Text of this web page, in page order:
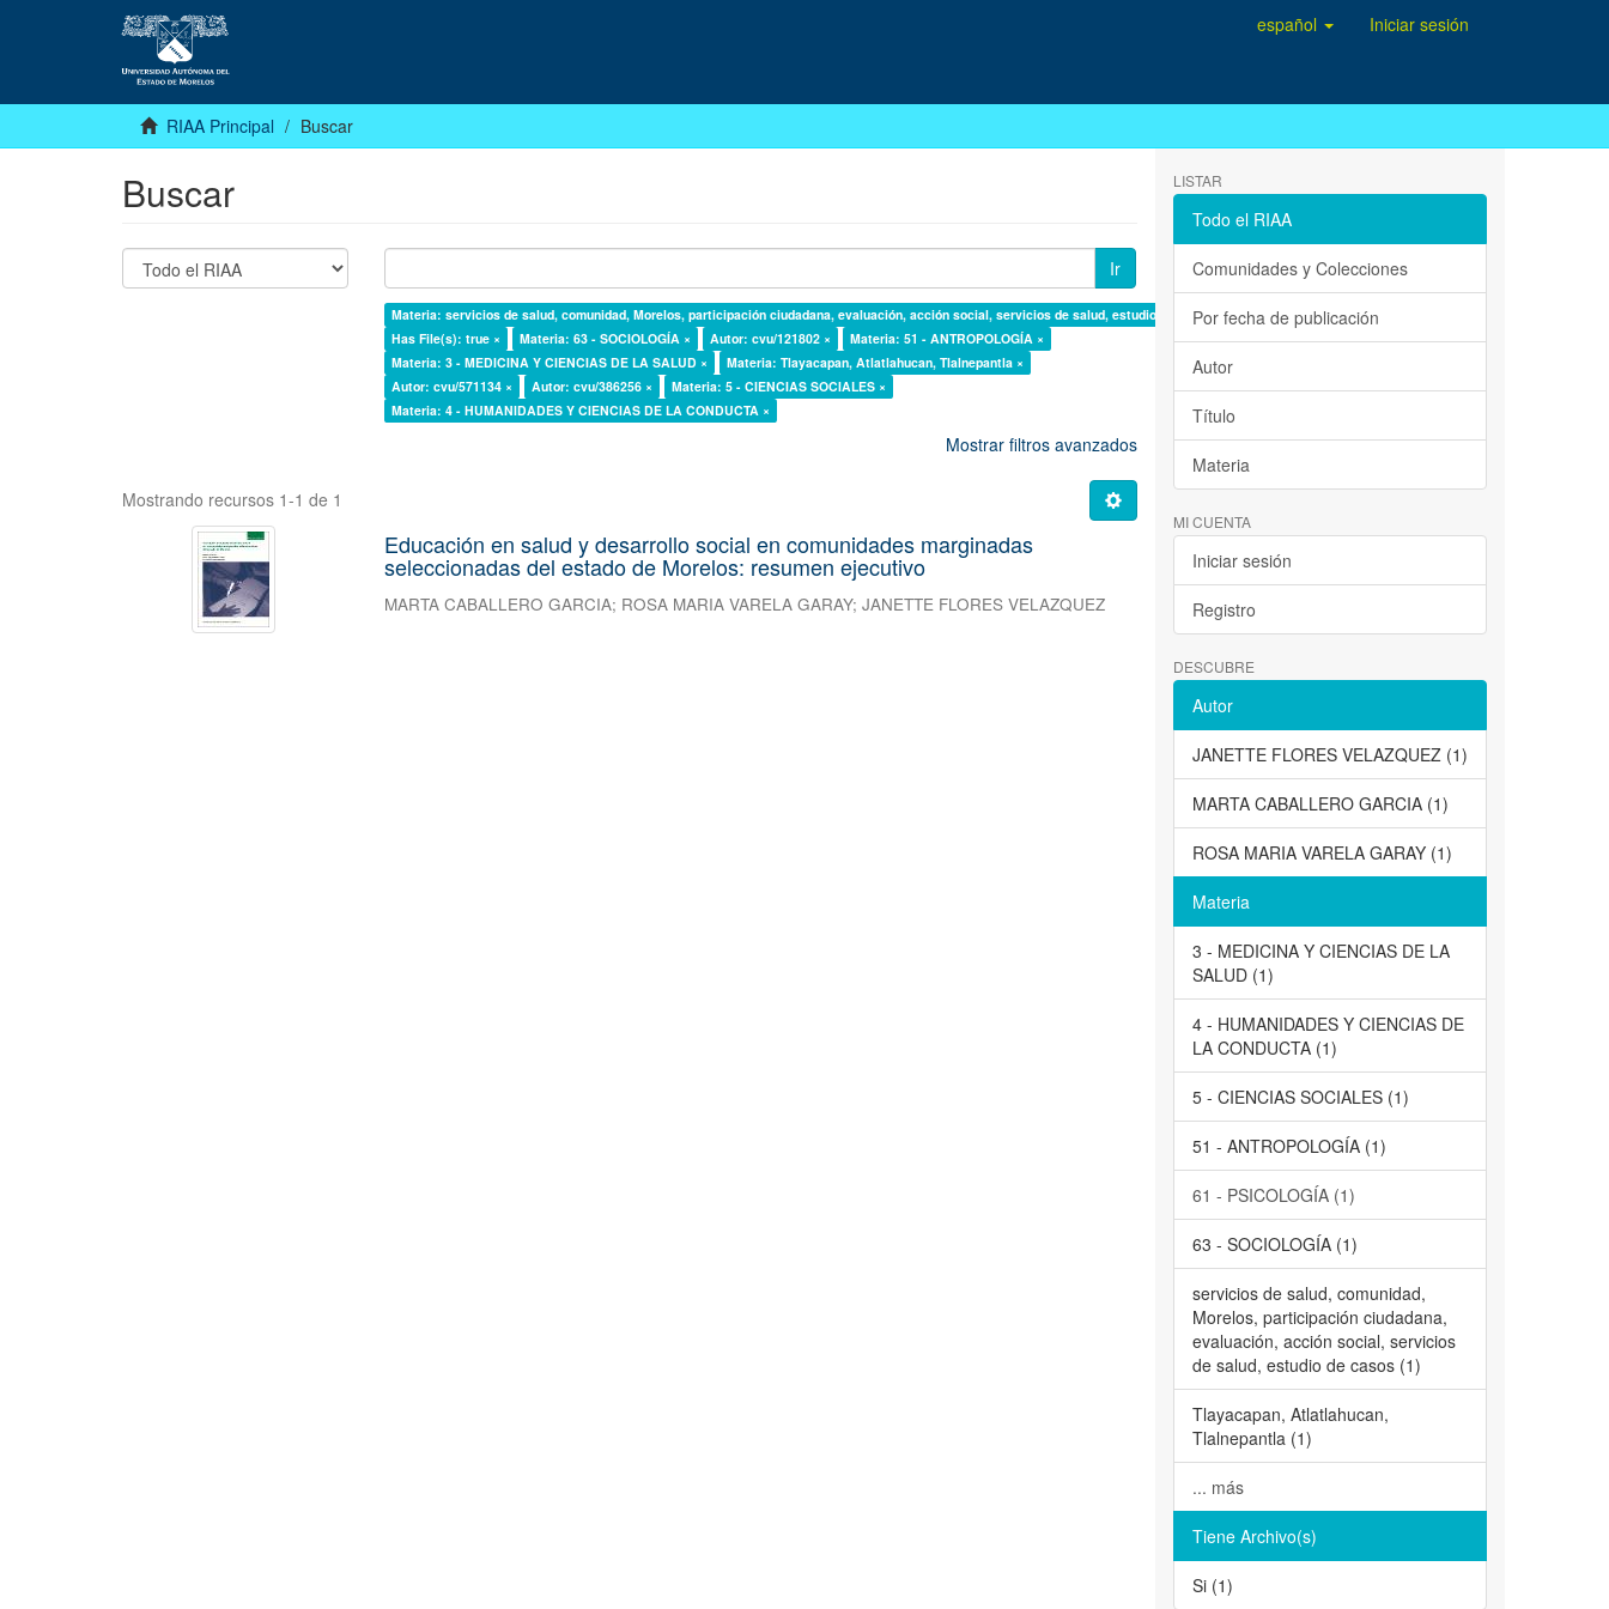
español Iniciar sesión
RIAA Principal Buscar
Buscar
Ir
Materia: servicios de salud, comunidad, Morelos, participación ciudadana, evaluación, acción social, servicios de salud, estudio de casos ×
Has File(s): true ×
Materia: 63 - SOCIOLOGÍA × Autor: cvu/121802 ×
Materia: 51 - ANTROPOLOGÍA ×
Materia: 3 - MEDICINA Y CIENCIAS DE LA SALUD ×
Materia: Tlayacapan, Atlatlahucan, Tlalnepantla ×
Autor: cvu/571134 ×
Autor: cvu/386256 ×
Materia: 5 - CIENCIAS SOCIALES ×
Materia: 4 - HUMANIDADES Y CIENCIAS DE LA CONDUCTA ×
Mostrar filtros avanzados
Mostrando recursos 1-1 de 1
Educación en salud y desarrollo social en comunidades marginadas
seleccionadas del estado de Morelos: resumen ejecutivo
MARTA CABALLERO GARCIA; ROSA MARIA VARELA GARAY;JANETTE FLORES VELAZQUEZ
LISTAR
Todo el RIAA
Comunidades y Colecciones
Por fecha de publicación
Autor
Título
Materia
MI CUENTA
Iniciar sesión
Registro
DESCUBRE
Autor
JANETTE FLORES VELAZQUEZ (1)
MARTA CABALLERO GARCIA (1)
ROSA MARIA VARELA GARAY (1)
Materia
3 - MEDICINA Y CIENCIAS DE LA
SALUD (1)
4 - HUMANIDADES Y CIENCIAS DE
LA CONDUCTA (1)
5 - CIENCIAS SOCIALES (1)
51 - ANTROPOLOGÍA (1)
61 - PSICOLOGÍA (1)
63 - SOCIOLOGÍA (1)
servicios de salud, comunidad,
Morelos, participación ciudadana,
evaluación, acción social, servicios
de salud, estudio de casos (1)
Tlayacapan, Atlatlahucan,
Tlalnepantla (1)
... más
Tiene Archivo(s)
Si (1)